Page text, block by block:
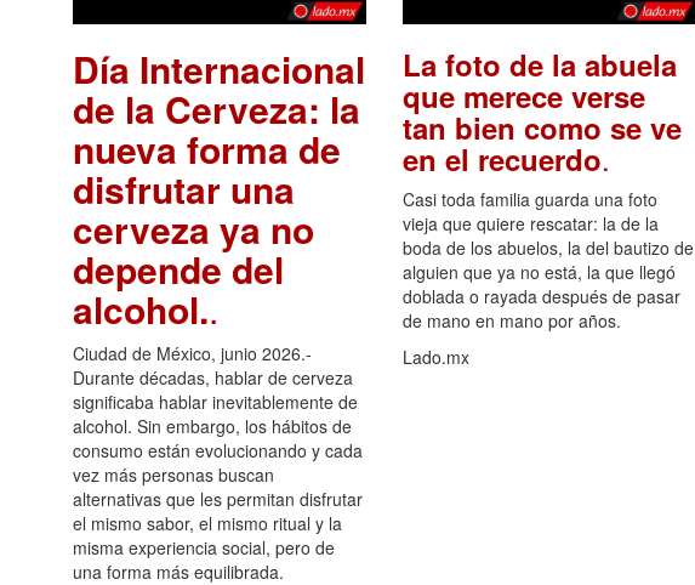
Día Internacional
de la Cerveza: la
nueva forma de
disfrutar una
cerveza ya no
depende del
alcohol..
Ciudad de México, junio 2026.-
Durante décadas, hablar de cerveza
significaba hablar inevitablemente de
alcohol. Sin embargo, los hábitos de
consumo están evolucionando y cada
vez más personas buscan
alternativas que les permitan disfrutar
el mismo sabor, el mismo ritual y la
misma experiencia social, pero de
una forma más equilibrada.
La foto de la abuela
que merece verse
tan bien como se ve
en el recuerdo.
Casi toda familia guarda una foto
vieja que quiere rescatar: la de la
boda de los abuelos, la del bautizo de
alguien que ya no está, la que llegó
doblada o rayada después de pasar
de mano en mano por años.
Lado.mx